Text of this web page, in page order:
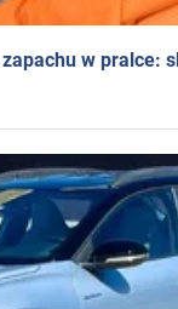
w pralce: